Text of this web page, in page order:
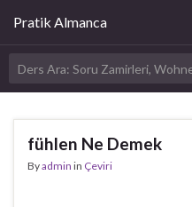
Pratik Almanca
fühlen Ne Demek
Byadmin in Çeviri